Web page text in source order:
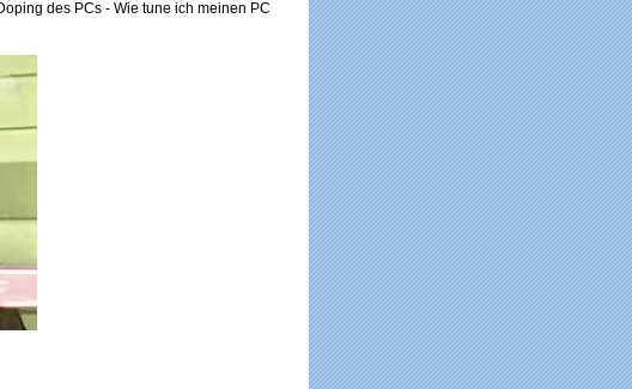
des PCs - Wie tune ich meinen PC